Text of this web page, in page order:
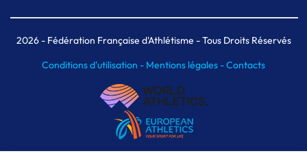
Meeting de Paris indoor
MAIF Ekiden de Paris
2026- Fédération Française d'Athlétisme - Tous Droits Réservés
Conditions d'utilisation - Mentions légales -Contacts